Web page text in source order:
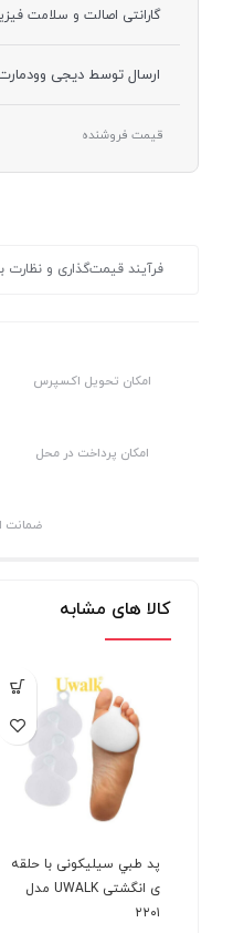
گارانتی اصالت و سلامت
ارسال توسط دیجی وودمارت از 1 روز کاری
قیمت فروشنده
فرآیند قیمت‌گذاری و نظارت
امکان تحویل اکسپرس
امکان پرداخت در محل
ضمانت
کالا های مشابه
پد طبي سيليکونی با حلقه
ی انگشتی UWALK مدل
۲۲۰۱